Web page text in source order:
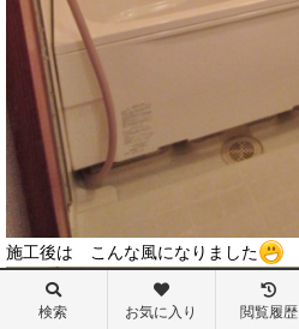
施工後は こんな風になりました
検索 お気に入り 閲覧履歴